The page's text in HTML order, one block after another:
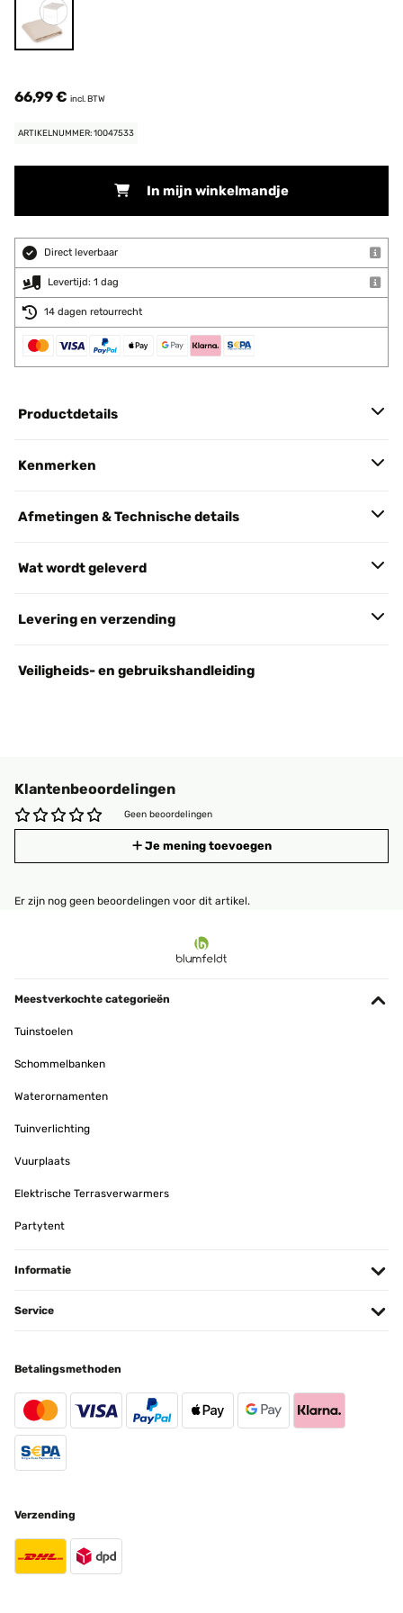
66,99 € incl. BTW
ARTIKELNUMMER: 10047533
In mijn winkelmandje
Direct leverbaar
Levertijd: 1 dag
14 dagen retourrecht
Productdetails
Kenmerken
Afmetingen & Technische details
Wat wordt geleverd
Levering en verzending
Veiligheids- en gebruikshandleiding
Klantenbeoordelingen
Geen beoordelingen
Je mening toevoegen
Er zijn nog geen beoordelingen voor dit artikel.
Meestverkochte categorieën
Tuinstoelen
Schommelbanken
Waterornamenten
Tuinverlichting
Vuurplaats
Elektrische Terrasverwarmers
Partytent
Informatie
Service
Betalingsmethoden
Verzending